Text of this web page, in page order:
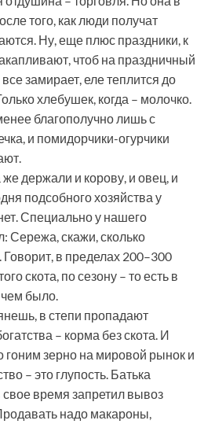
того, как люди получат
Ну, еще плюс праздники, к
чтоб на праздничный
замирает, еле теплится до
хлебушек, когда – молочко.
благополучно лишь с
и помидорчики-огурчики
держали и корову, и овец, и
подсобного хозяйства у
Специально у нашего
Сережа, скажи, сколько
в пределах 200–300
скота, по сезону – то есть в
было.
в степи пропадают
– корма без скота. И
гоним зерно на мировой рынок и
– это глупость. Батька
время запретил вывоз
надо макароны,